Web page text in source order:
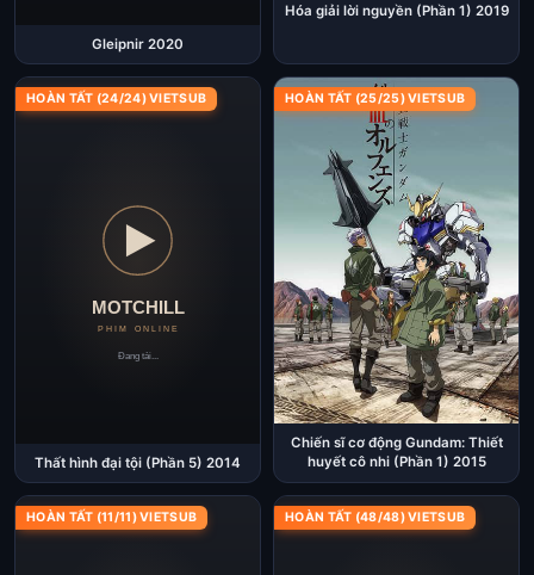
Gleipnir 2020
Hóa giải lời nguyền (Phần 1) 2019
HOÀN TẤT (24/24) VIETSUB
Thất hình đại tội (Phần 5) 2014
HOÀN TẤT (25/25) VIETSUB
Chiến sĩ cơ động Gundam: Thiết
huyết cô nhi (Phần 1) 2015
HOÀN TẤT (11/11) VIETSUB HOÀN TẤT (48/48) VIETSUB